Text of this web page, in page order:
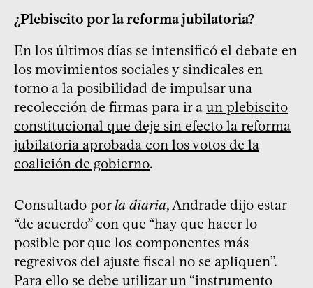
¿Plebiscito por la reforma jubilatoria?
En los últimos días se intensificó el debate en
los movimientos sociales y sindicales en
torno a la posibilidad de impulsar una
recolección de firmas para ir a un plebiscito
constitucional que deje sin efecto la reforma
jubilatoria aprobada con los votos de la
coalición de gobierno.
Consultado porla diaria, Andrade dijo estar
“de acuerdo” con que “hay que hacer lo
posible por que los componentes más
regresivos del ajuste fiscal no se apliquen”.
Para ello se debe utilizar un “instrumento